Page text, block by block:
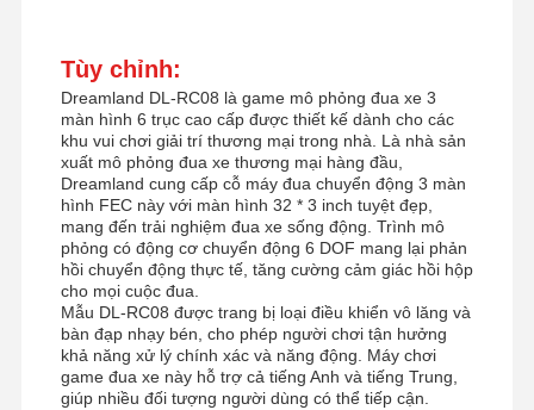
Tùy chỉnh:
Dreamland DL-RC08 là game mô phỏng đua xe 3
màn hình 6 trục cao cấp được thiết kế dành cho các
khu vui chơi giải trí thương mại trong nhà. Là nhà sản
xuất mô phỏng đua xe thương mại hàng đầu,
Dreamland cung cấp cỗ máy đua chuyển động 3 màn
hình FEC này với màn hình 32 * 3 inch tuyệt đẹp,
mang đến trải nghiệm đua xe sống động. Trình mô
phỏng có động cơ chuyển động 6 DOF mang lại phản
hồi chuyển động thực tế, tăng cường cảm giác hồi hộp
cho mọi cuộc đua.
Mẫu DL-RC08 được trang bị loại điều khiển vô lăng và
bàn đạp nhạy bén, cho phép người chơi tận hưởng
khả năng xử lý chính xác và năng động. Máy chơi
game đua xe này hỗ trợ cả tiếng Anh và tiếng Trung,
giúp nhiều đối tượng người dùng có thể tiếp cận.